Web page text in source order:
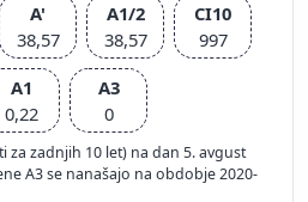
A'
38,57
A1/2
38,57
CI10
997
A1
0,22
A3
0
za zadnjih 10 let) na dan 5. avgust
A3 se nanašajo na obdobje 2020-